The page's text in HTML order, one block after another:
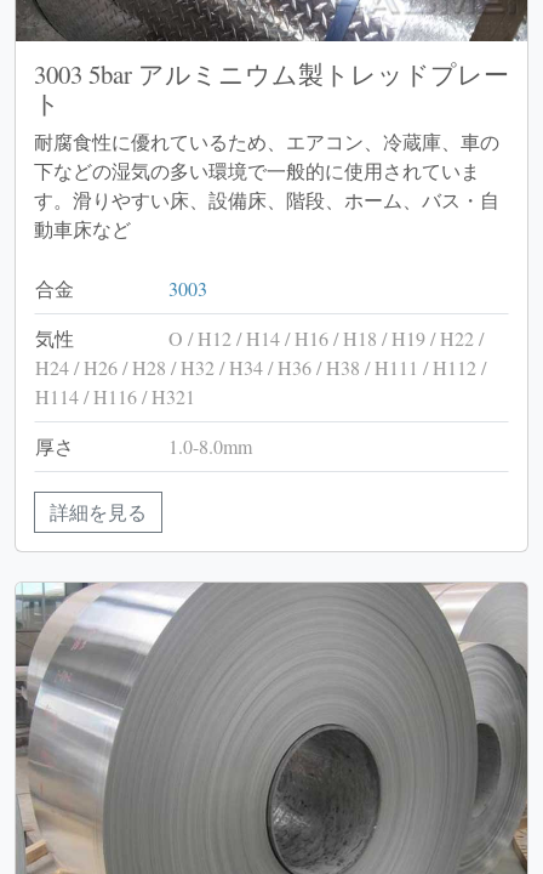
3003 5bar アルミニウム製トレッドプレー
ト
耐腐食性に優れているため、エアコン、冷蔵庫、車の
下などの湿気の多い環境で一般的に使用されていま
す。滑りやすい床、設備床、階段、ホーム、バス・自
動車床など
合金
3003
気性
O / H12 / H14 / H16 / H18 / H19 / H22 /
H24 / H26 / H28 / H32 / H34 / H36 / H38 / H111 / H112 /
H114 / H116 / H321
厚さ
1.0-8.0mm
詳細を見る